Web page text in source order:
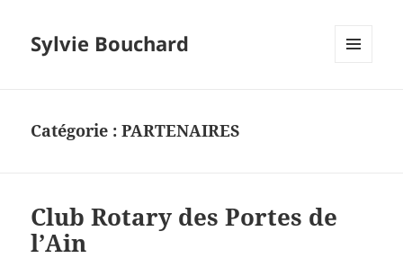
Sylvie Bouchard
Catégorie :PARTENAIRES
Club Rotary des Portes de
l’Ain